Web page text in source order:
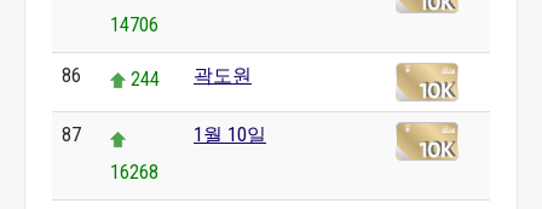
14706
86 244 곽도원
87
16268
1월 10일